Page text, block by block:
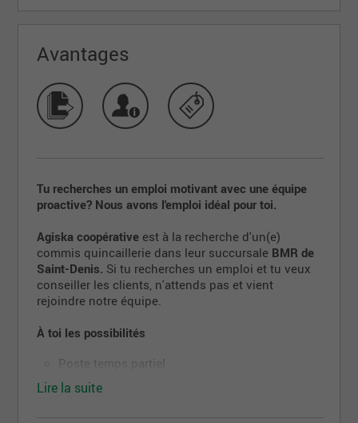
Avantages
Tu recherches un emploi motivant avec une équipe
proactive? Nous avons l'emploi idéal pour toi.
Agiska coopérative est à la recherche d'un(e)
commis quincaillerie dans leur succursale BMR de
Saint-Denis. Si tu recherches un emploi et tu veux
conseiller les clients, n'attends pas et vient
rejoindre notre équipe.
À toi les possibilités
Poste temps partiel
Horaire flexible 6 heures par semaine
Lire la suite